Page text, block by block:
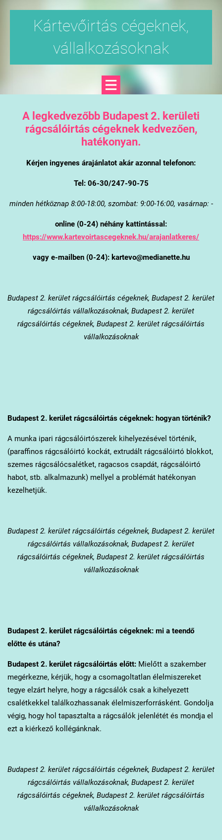
Kártevőirtás cégeknek,
vállalkozásoknak
A legkedvezőbb Budapest 2. kerületi
rágcsálóirtás cégeknek kedvezően,
hatékonyan.
Kérjen ingyenes árajánlatot akár azonnal telefonon:
Tel: 06-30/247-90-75
minden hétköznap 8:00-18:00, szombat: 9:00-16:00, vasárnap: -
online (0-24) néhány kattintással:
https://www.kartevoirtascegeknek.hu/arajanlatkeres/
vagy e-mailben (0-24): kartevo@medianette.hu
Budapest 2. kerület rágcsálóirtás cégeknek, Budapest 2. kerület
rágcsálóirtás vállalkozásoknak, Budapest 2. kerület
rágcsálóirtás cégeknek, Budapest 2. kerület rágcsálóirtás
vállalkozásoknak
Budapest 2. kerületrágcsálóirtás cégeknek: hogyan történik?
A munka ipari rágcsálóirtószerek kihelyezésével történik,
(paraffinos rágcsálóirtó kockát, extrudált rágcsálóirtó blokkot,
szemes rágcsálócsalétket, ragacsos csapdát, rágcsálóirtó
habot, stb. alkalmazunk) mellyel a problémát hatékonyan
kezelhetjük.
Budapest 2. kerület rágcsálóirtás cégeknek, Budapest 2. kerület
rágcsálóirtás vállalkozásoknak, Budapest 2. kerület
rágcsálóirtás cégeknek, Budapest 2. kerület rágcsálóirtás
vállalkozásoknak
Budapest 2. kerületrágcsálóirtás cégeknek: mi a teendő
előtte és utána?
Budapest 2. kerületrágcsálóirtás előtt:Mielőtt a szakember
megérkezne, kérjük, hogy a csomagoltatlan élelmiszereket
tegye elzárt helyre, hogy a rágcsálók csak a kihelyezett
csalétkekkel találkozhassanak élelmiszerforrásként. Gondolja
végig, hogy hol tapasztalta a rágcsálók jelenlétét és mondja el
ezt a kiérkező kollégánknak.
Budapest 2. kerület rágcsálóirtás cégeknek, Budapest 2. kerület
rágcsálóirtás vállalkozásoknak, Budapest 2. kerület
rágcsálóirtás cégeknek, Budapest 2. kerület rágcsálóirtás
vállalkozásoknak